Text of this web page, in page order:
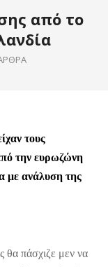
από το
τους
την ευρωζώνη
με ανάλυση της
θα πάσχιζε μεν να